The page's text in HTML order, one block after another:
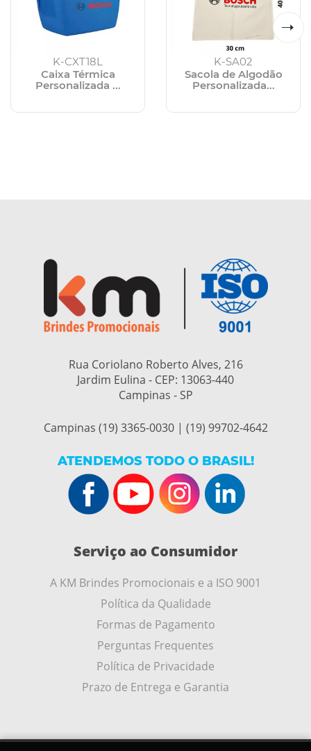
K-CXT18L
Caixa Térmica
Personalizada ...
K-SA02
Sacola de Algodão
Personalizada...
Rua Coriolano Roberto Alves, 216
Jardim Eulina - CEP: 13063-440
Campinas - SP
Campinas (19) 3365-0030 | (19) 99702-4642
ATENDEMOS TODO O BRASIL!
Serviço ao Consumidor
A KM Brindes Promocionais e a ISO 9001
Política da Qualidade
Formas de Pagamento
Perguntas Frequentes
Política de Privacidade
Prazo de Entrega e Garantia